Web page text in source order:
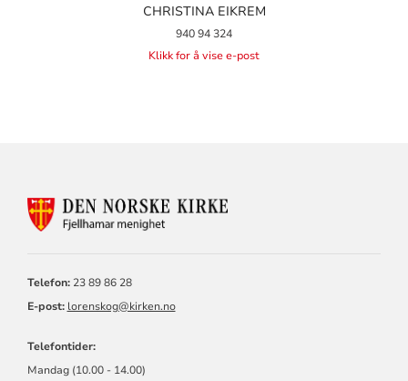
CHRISTINA EIKREM
940 94 324
Klikk for å vise e-post
KONTAKTINFORMASJON
Telefon: 23 89 86 28
E-post: lorenskog@kirken.no
Telefontider:
Mandag (10.00 - 14.00)